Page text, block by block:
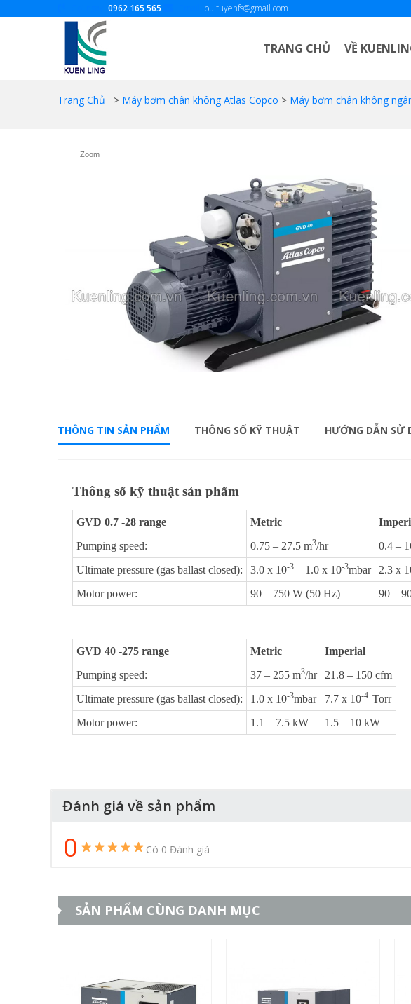
0962 165 565 buituyenfs@gmail.com
TRANG CHỦ VỀ
Trang Chủ > Máy bơm chân không Atlas Copco > Máy bơm chân không
Zoom
THÔNG TIN SẢN PHẨM THÔNG SỐ KỸ THUẬT HƯỚNG DẪN SỬ
Thông số kỹ thuật sản phẩm
GVD 0.7 -28 range Metric
Pumping speed:
0.75 – 27.5 m3/hr
0.4 –
Ultimate pressure (gas ballast closed):
3.0 x 10-3 – 1.0 x 10-3mbar 2.3 x
Motor power:
90 – 750 W (50 Hz) 90 –
GVD 40 -275 range Metric
Imperial
Pumping speed:
37 – 255 m3/hr
21.8 – 150 cfm
Ultimate pressure (gas ballast closed):
1.0 x 10-3mbar 7.7 x 10-4 Torr
Motor power:
1.1 – 7.5 kW 1.5 – 10 kW
Đánh giá về sản phẩm
0 Có 0 Đánh giá
SẢN PHẨM CÙNG DANH MỤC